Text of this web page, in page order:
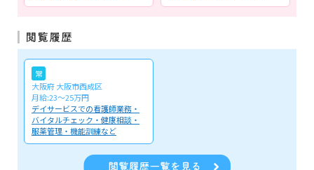
常
大阪府 大阪市西成区
月給:23～25万円
デイサービスでの看護師業務・
バイタルチェック・健康相談・
服薬管理・機能訓練など